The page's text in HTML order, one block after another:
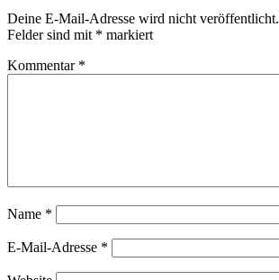
Deine E-Mail-Adresse wird nicht veröffentlicht.
Felder sind mit * markiert
Kommentar *
Name *
E-Mail-Adresse *